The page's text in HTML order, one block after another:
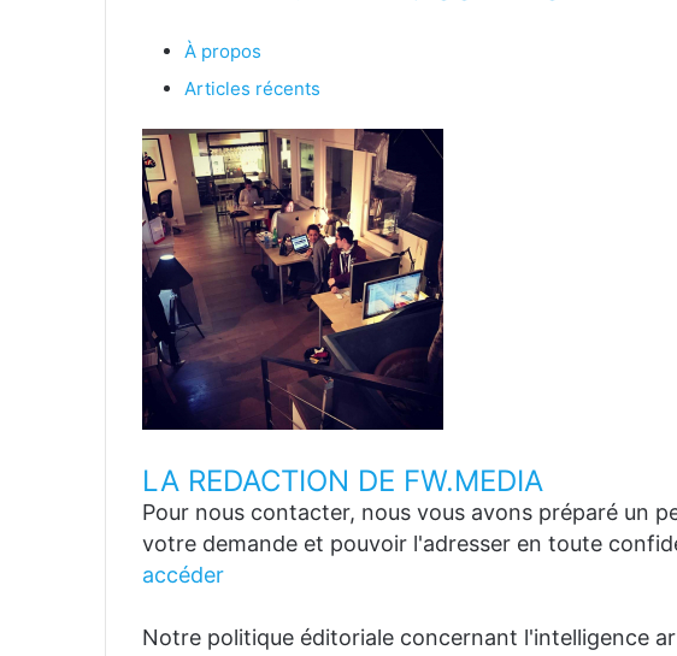
À propos
Articles récents
LA REDACTION DE FW.MEDIA
Pour nous contacter, nous vous avons préparé un
votre demande et pouvoir l'adresser en toute
accéder
Notre politique éditoriale concernant l'intelligence